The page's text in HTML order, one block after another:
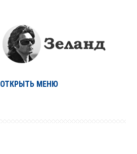
ОТКРЫТЬ МЕНЮ